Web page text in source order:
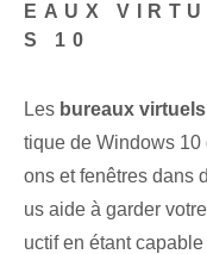
EAUX
S 10
Les bureaux virtuels
tique de Windows
ons et fenêtres dans
us aide à garder
uctif en étant